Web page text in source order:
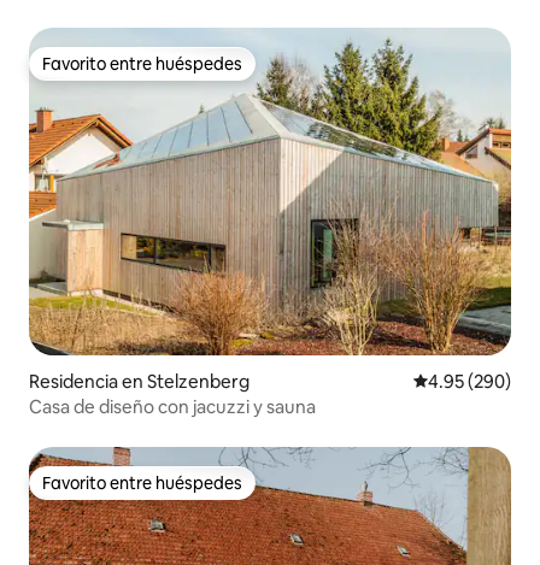
Favorito entre huéspedes
Favorito entre huéspedes
Residencia en Stelzenberg Calificación
4.95 (290)
Casa de diseño con jacuzzi y sauna
Favorito entre huéspedes
Favorito entre huéspedes